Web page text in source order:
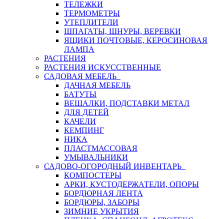
ТЕЛЕЖКИ
ТЕРМОМЕТРЫ
УТЕПЛИТЕЛИ
ШПАГАТЫ, ШНУРЫ, ВЕРЕВКИ
ЯЩИКИ ПОЧТОВЫЕ, КЕРОСИНОВАЯ
ЛАМПА
РАСТЕНИЯ
РАСТЕНИЯ ИСКУССТВЕННЫЕ
САДОВАЯ МЕБЕЛЬ
ДАЧНАЯ МЕБЕЛЬ
БАТУТЫ
ВЕШАЛКИ, ПОДСТАВКИ МЕТАЛ
ДЛЯ ДЕТЕЙ
КАЧЕЛИ
КЕМПИНГ
НИКА
ПЛАСТМАССОВАЯ
УМЫВАЛЬНИКИ
САДОВО-ОГОРОДНЫЙ ИНВЕНТАРЬ
КОМПОСТЕРЫ
АРКИ, КУСТОДЕРЖАТЕЛИ, ОПОРЫ
БОРДЮРНАЯ ЛЕНТА
БОРДЮРЫ, ЗАБОРЫ
ЗИМНИЕ УКРЫТИЯ